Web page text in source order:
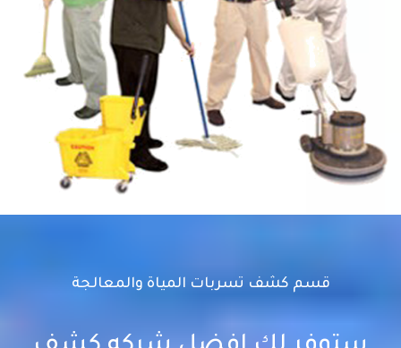
قسم كشف تسربات المياة والمعالجة